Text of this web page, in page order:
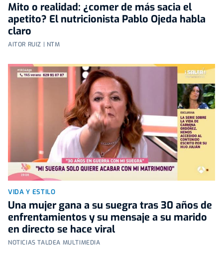
Mito o realidad: ¿comer de más sacia el
apetito? El nutricionista Pablo Ojeda habla
claro
AITOR RUIZ | NTM
VIDA Y ESTILO
Una mujer gana a su suegra tras 30 años de
enfrentamientos y su mensaje a su marido
en directo se hace viral
NOTICIAS TALDEA MULTIMEDIA